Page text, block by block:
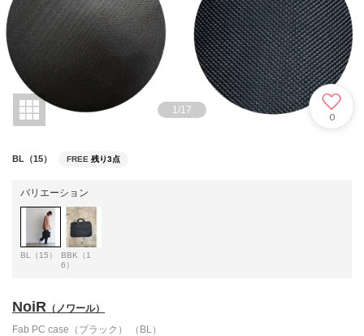
1 /17
0
BL（15） FREE 残り3点
バリエーション
BL（15）
BBK（1
6）
NoiR （ノワール）
Fab PC case（ブラック） （BL）